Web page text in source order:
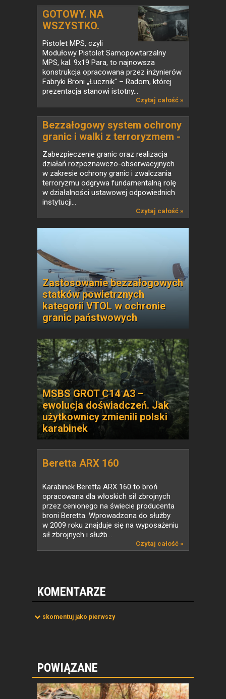
GOTOWY. NA
WSZYSTKO.
Pistolet...
Pistolet MPS, czyli
Modułowy Pistolet Samopowtarzalny
MPS, kal. 9x19 Para, to najnowsza
konstrukcja opracowana przez inżynierów
Fabryki Broni „Łucznik" – Radom, której
prezentacja stanowi istotny...
Czytaj całość »
Bezzałogowy system ochrony
granic i walki z terroryzmem -
VTOL EOS C
Zabezpieczenie granic oraz realizacja
działań rozpoznawczo-obserwacyjnych
w zakresie ochrony granic i zwalczania
terroryzmu odgrywa fundamentalną rolę
w działalności ustawowej odpowiednich
instytucji...
Czytaj całość »
Zastosowanie bezzałogowych
statków powietrznych
kategorii VTOL w ochronie
granic państwowych
MSBS GROT C14 A3 –
ewolucja doświadczeń. Jak
użytkownicy zmienili polski
karabinek
Beretta ARX 160
Karabinek Beretta ARX 160 to broń
opracowana dla włoskich sił zbrojnych
przez cenionego na świecie producenta
broni Beretta. Wprowadzona do służby
w 2009 roku znajduje się na wyposażeniu
sił zbrojnych i służb...
Czytaj całość »
KOMENTARZE
skomentuj jako pierwszy
POWIĄZANE